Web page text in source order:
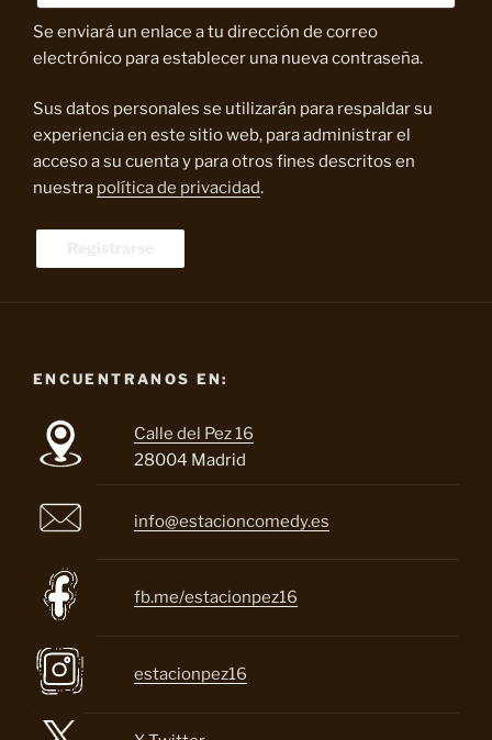
Se enviará un enlace a tu dirección de correo
electrónico para establecer una nueva contraseña.
Sus datos personales se utilizarán para respaldar su
experiencia en este sitio web, para administrar el
acceso a su cuenta y para otros fines descritos en
nuestra política de privacidad.
ENCUENTRANOS EN:
Calle del Pez 16
28004 Madrid
info@estacioncomedy.es
fb.me/estacionpez16
estacionpez16